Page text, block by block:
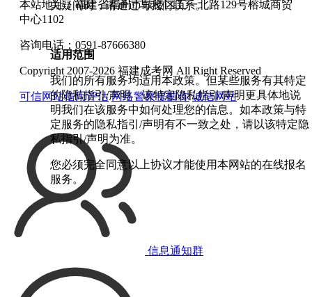
关疑问时，请通过与我们联系。
适用范围
我们的所有服务均适用本政策。但某些服务有其特定
的隐私指引/声明，该特定隐私指引/声明更具体地说
明我们在该服务中如何处理您的信息。如本政策与特
定服务的隐私指引/声明有不一致之处，请以该特定隐
私指引/声明为准。
您必须完全同意以上协议才能使用本网站的在线报名
服务。
本站地址：福建省福州市鼓楼区五一北路129号榕城商贸
中心1102
咨询电话：0591-87666380
Copyright 2007-2026 福建成考网 All Right Reserved
可信网站信用评估 网络警察提醒你 诚信网站
信息通知群